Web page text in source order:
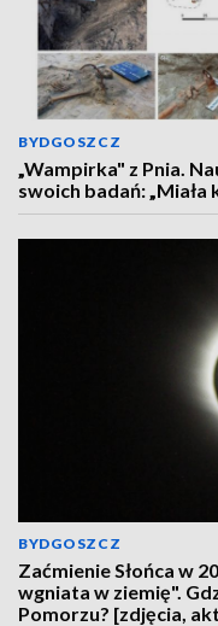
BYDGOSZCZ
„Wampirka" z Pnia.
swoich badań:
BYDGOSZCZ
Zaćmienie Słońca w
wgniata w ziemię".
Pomorzu? [zdjęcia,